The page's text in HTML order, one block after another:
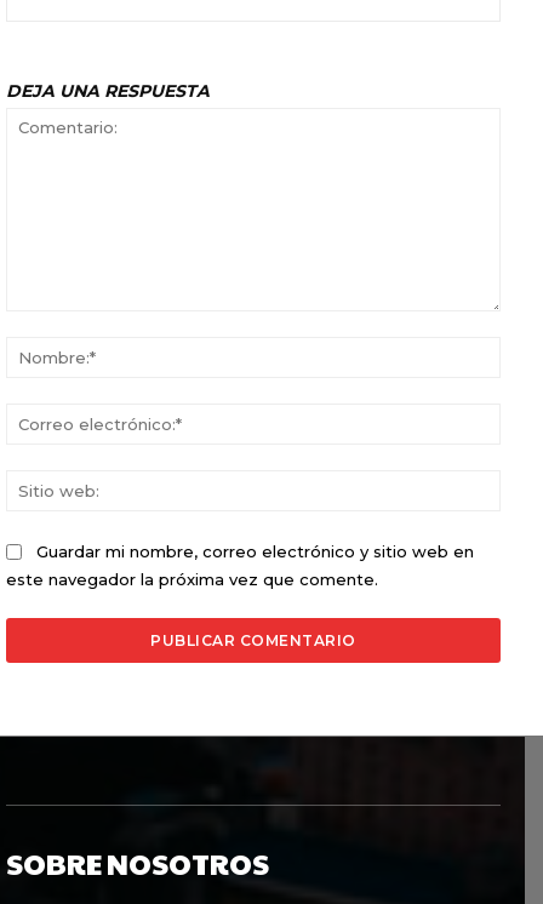
DEJA UNA RESPUESTA
Guardar mi nombre, correo electrónico y sitio web en
este navegador la próxima vez que comente.
SOBRE NOSOTROS